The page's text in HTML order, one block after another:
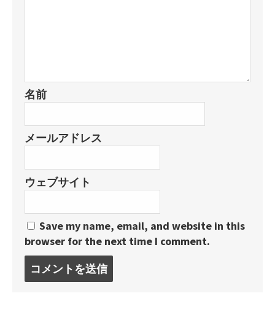
名前
メールアドレス
ウェブサイト
Save my name, email, and website in this
browser for the next time I comment.
メ